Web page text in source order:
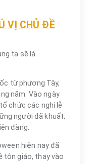
VỊ CHỦ ĐỀ
ta sẽ là
từ phương Tây,
năm. Vào ngày
chức các nghi lễ
người đã khuất,
đàng.
hiện nay đã
tôn giáo, thay vào